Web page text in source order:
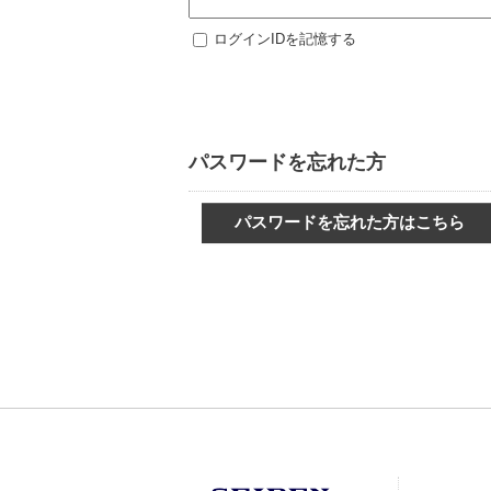
ログインIDを記憶する
パスワードを忘れた方
パスワードを忘れた方はこちら